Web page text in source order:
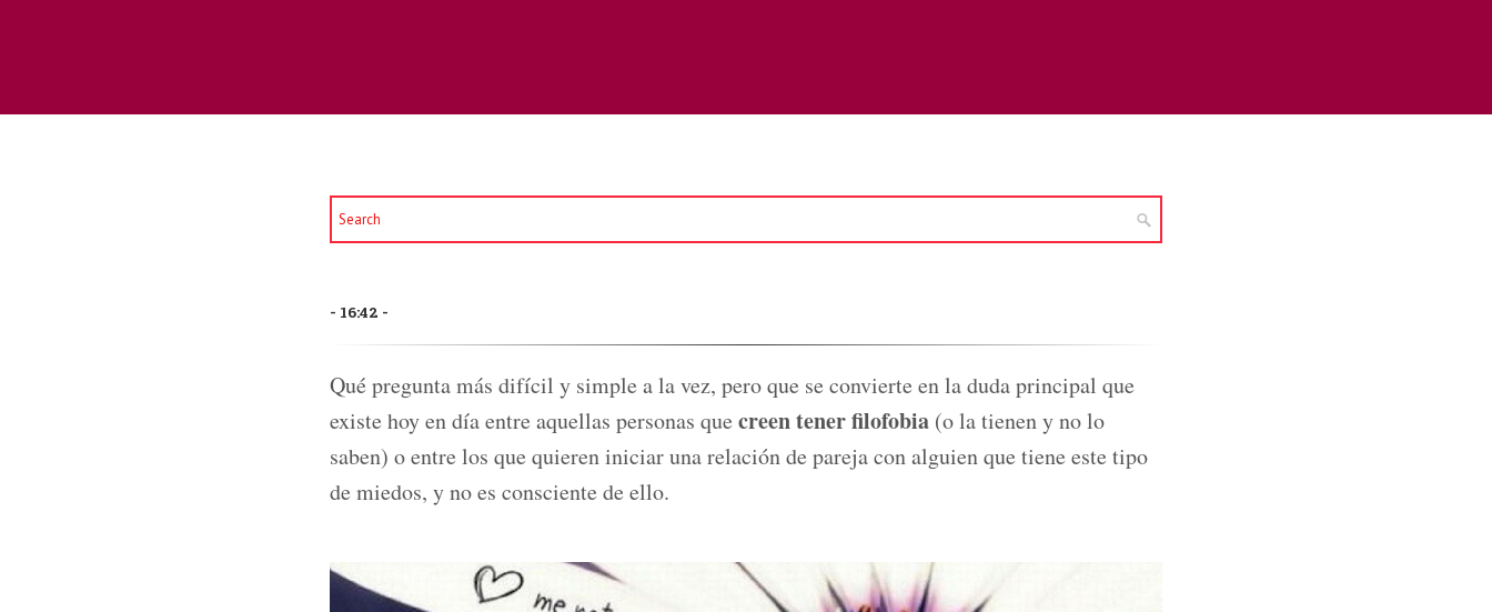
16:42
Qué pregunta más difícil y simple a la vez, pero que se convierte en la duda principal que
existe hoy en día entre aquellas personas que creen tener filofobia (o la tienen y no lo
saben) o entre los que quieren iniciar una relación de pareja con alguien que tiene este tipo
de miedos, y no es consciente de ello.